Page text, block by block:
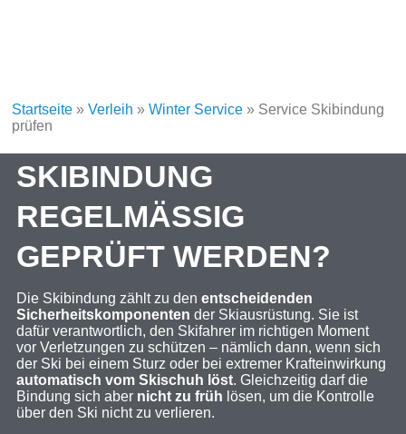
WARUM MUSS DIE
SKIBINDUNG
REGELMÄSSIG G
EPRÜFT WERDEN?
Die Skibindung zählt zu den entscheidenden
Sicherheitskomponenten der Skiausrüstung. Sie ist
dafür verantwortlich, den Skifahrer im richtigen Moment
vor Verletzungen zu schützen – nämlich dann, wenn sich
der Ski bei einem Sturz oder bei extremer Krafteinwirkung
automatisch vom Skischuh löst. Gleichzeitig darf die
Bindung sich aber nicht zu früh lösen, um die Kontrolle
über den Ski nicht zu verlieren.
Startseite »Verleih »Winter Service » Service Skibindung
prüfen